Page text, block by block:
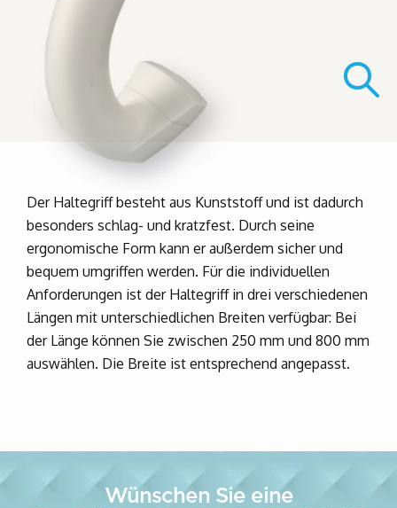
Der Haltegriff besteht aus Kunststoff und ist dadurch
besonders schlag- und kratzfest. Durch seine
ergonomische Form kann er außerdem sicher und
bequem umgriffen werden. Für die individuellen
Anforderungen ist der Haltegriff in drei verschiedenen
Längen mit unterschiedlichen Breiten verfügbar: Bei
der Länge können Sie zwischen 250 mm und 800 mm
auswählen. Die Breite ist entsprechend angepasst.
Wünschen Sie eine